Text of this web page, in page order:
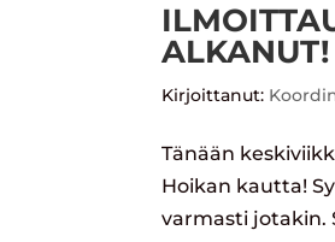
ALKANUT!
Kirjoittanut:
Tänään
Hoikan kautta!
varmasti jotakin.